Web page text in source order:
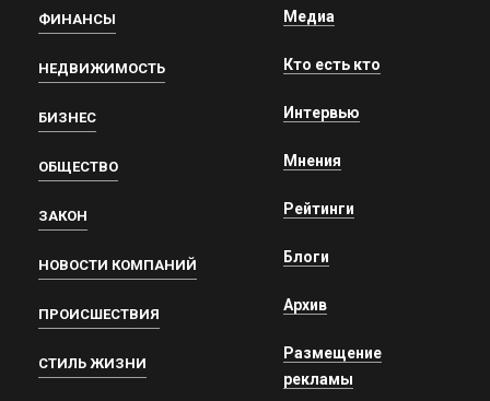
ФИНАНСЫ
НЕДВИЖИМОСТЬ
БИЗНЕС
ОБЩЕСТВО
ЗАКОН
НОВОСТИ КОМПАНИЙ
ПРОИСШЕСТВИЯ
СТИЛЬ ЖИЗНИ
Медиа
Кто есть кто
Интервью
Мнения
Рейтинги
Блоги
Архив
Размещение
рекламы